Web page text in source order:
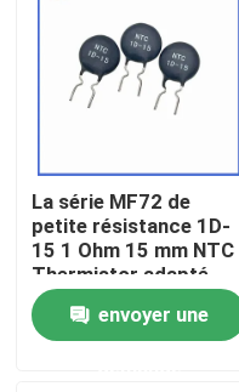
À propos de nous
Contrôle de la qualité
Nous contacter
La série MF72 de
petite résistance 1D-
15 1 Ohm 15 mm NTC
Thermistor adapté
pour la commutation
de l'adaptateur de
puissance
envoyer une